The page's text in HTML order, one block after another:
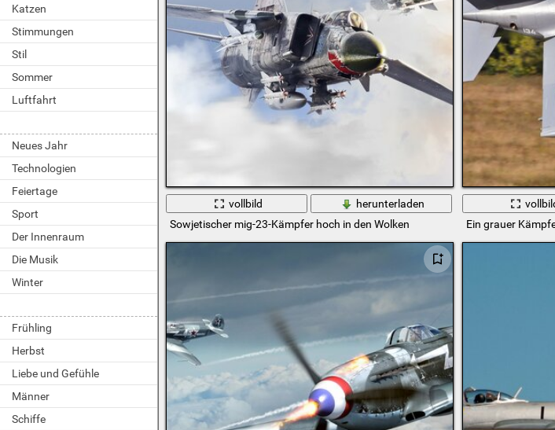
Katzen
Stimmungen
Stil
Sommer
Luftfahrt
Neues Jahr
Technologien
Feiertage
Sport
Der Innenraum
Die Musik
Winter
Frühling
Herbst
Liebe und Gefühle
Männer
Schiffe
vollbild
herunterladen
Sowjetischer mig-23-Kämpfer hoch in den Wolken
Ein grauer